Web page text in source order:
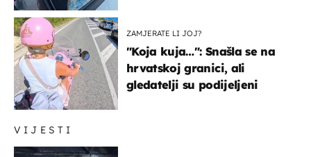
VIJESTI
ZAMJERATE LI JOJ?
"Koja kuja…": Snašla se na
hrvatskoj granici, ali
gledatelji su podijeljeni